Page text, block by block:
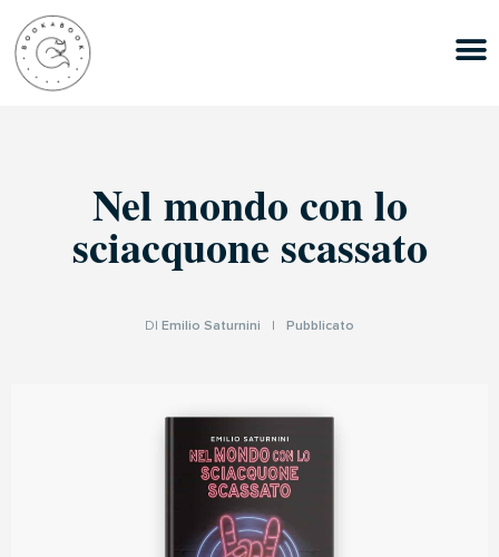
Nel mondo con lo
sciacquone scassato
DI Emilio Saturnini Pubblicato